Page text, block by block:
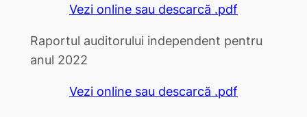
Vezi online sau descarcă .pdf
Raportul auditorului independent pentru
anul 2022
Vezi online sau descarcă .pdf